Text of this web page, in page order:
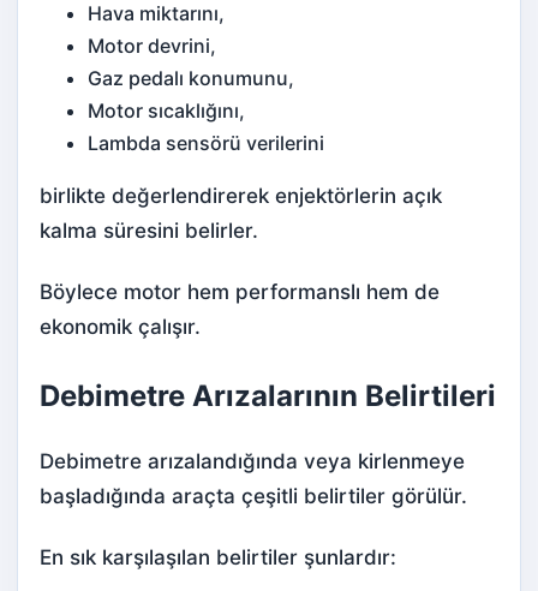
Hava miktarını,
Motor devrini,
Gaz pedalı konumunu,
Motor sıcaklığını,
Lambda sensörü verilerini
birlikte değerlendirerek enjektörlerin açık
kalma süresini belirler.
Böylece motor hem performanslı hem de
ekonomik çalışır.
Debimetre Arızalarının Belirtileri
Debimetre arızalandığında veya kirlenmeye
başladığında araçta çeşitli belirtiler görülür.
En sık karşılaşılan belirtiler şunlardır: